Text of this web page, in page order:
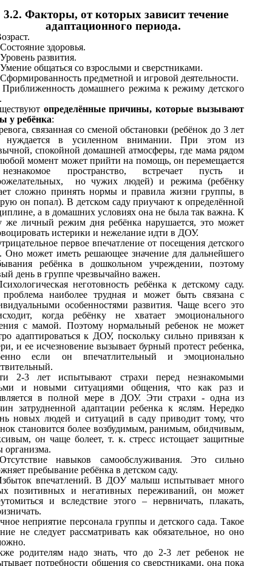
3.2. Факторы, от которых зависит течение
адаптационного периода.
здоровья.
развития.
общаться со взрослыми и сверстниками.
предметной и игровой деятельности.
домашнего режима к режиму детского
определённые причины, которые вызывают
у ребёнка:
связанная со сменой обстановки (ребёнок до 3 лет
нуждается в усиленном внимании. При этом из
спокойной домашней атмосферы, где мама рядом
момент может прийти на помощь, он перемещается
пространство, встречает пусть и
но чужих людей) и режима (ребёнку
сложно принять нормы и правила жизни группы, в
он попал). В детском саду приучают к определённой
а в домашних условиях она не была так важна. К
же личный режим дня ребёнка нарушается, это может
истерики и нежелание идти в ДОУ.
первое впечатление от посещения детского
Оно может иметь решающее значение для дальнейшего
ребёнка в дошкольном учреждении, поэтому
день в группе чрезвычайно важен.
неготовность ребёнка к детскому саду.
наиболее трудная и может быть связана с
особенностями развития. Чаще всего это
когда ребёнку не хватает эмоционального
с мамой. Поэтому нормальный ребенок не может
адаптироваться к ДОУ, поскольку сильно привязан к
и ее исчезновение вызывает бурный протест ребенка,
если он впечатлительный и эмоционально
2-3 лет испытывают страхи перед незнакомыми
и новыми ситуациями общения, что как раз и
в полной мере в ДОУ. Эти страхи - одна из
затрудненной адаптации ребенка к яслям. Нередко
новых людей и ситуаций в саду приводит тому, что
становится более возбудимым, ранимым, обидчивым,
он чаще болеет, т. к. стресс истощает защитные
организма.
навыков самообслуживания. Это сильно
пребывание ребёнка в детском саду.
впечатлений. В ДОУ малыш испытывает много
позитивных и негативных переживаний, он может
и вследствие этого – нервничать, плакать,
неприятие персонала группы и детского сада. Такое
не следует рассматривать как обязательное, но оно
родителям надо знать, что до 2-3 лет ребенок не
потребности общения со сверстниками, она пока